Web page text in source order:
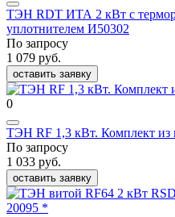
ТЭН RDT ИТА 2 кВт с
уплотнителем И50302
По запросу
1 079 руб.
оставить заявку
0
ТЭН RF 1,3 кВт. Комплект из
По запросу
1 033 руб.
оставить заявку